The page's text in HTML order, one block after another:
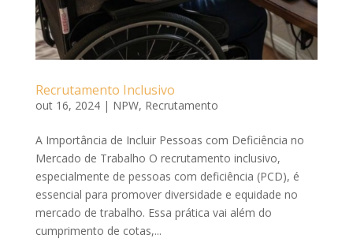
Recrutamento Inclusivo
out 16, 2024| NPW, Recrutamento
A Importância de Incluir Pessoas com Deficiência no
Mercado de Trabalho O recrutamento inclusivo,
especialmente de pessoas com deficiência (PCD), é
essencial para promover diversidade e equidade no
mercado de trabalho. Essa prática vai além do
cumprimento de cotas,...